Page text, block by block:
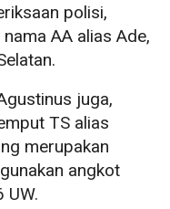
polisi,
AA alias Ade,
juga,
TS alias
merupakan
angkot
UW.